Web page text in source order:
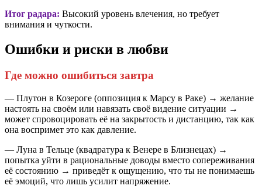
Итог радара: Высокий уровень влечения, но требует
внимания и чуткости.
Ошибки и риски в любви
Где можно ошибиться завтра
— Плутон в Козероге (оппозиция к Марсу в Раке) → желание
настоять на своём или навязать своё видение ситуации →
может спровоцировать её на закрытость и дистанцию, так как
она воспримет это как давление.
— Луна в Тельце (квадратура к Венере в Близнецах) →
попытка уйти в рациональные доводы вместо сопереживания
её состоянию → приведёт к ощущению, что ты не понимаешь
её эмоций, что лишь усилит напряжение.